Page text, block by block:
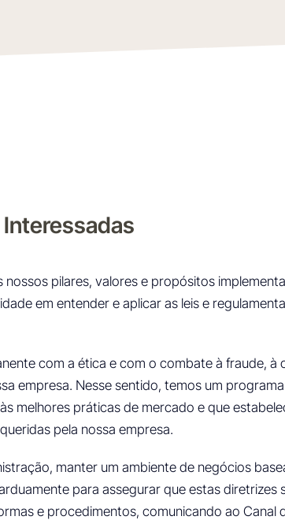
Interessadas
pilares, valores e propósitos
em entender e aplicar as leis e
com a ética e com o combate à fraude,
empresa. Nesse sentido, temos um
melhores práticas de mercado e que
pela nossa empresa.
manter um ambiente de negócios
para assegurar que estas diretrizes
e procedimentos, comunicando ao Canal